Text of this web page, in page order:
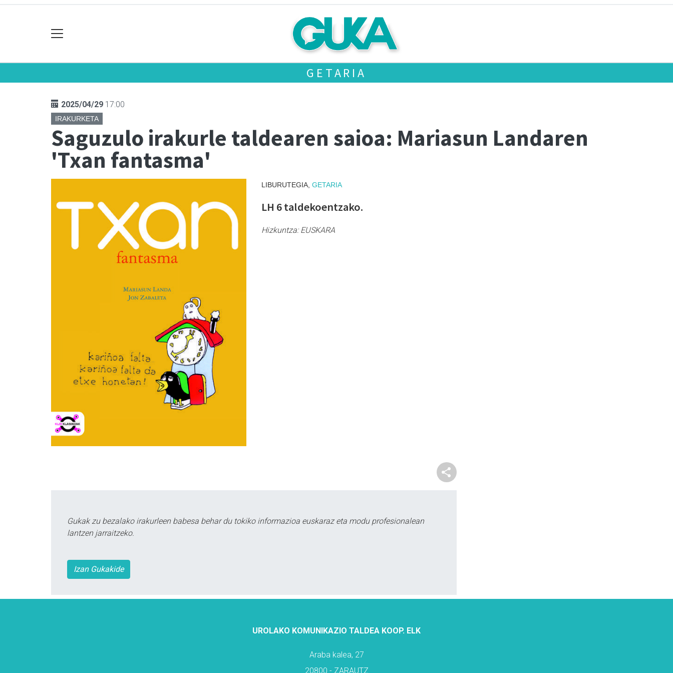
GETARIA
2025/04/29 17:00
IRAKURKETA
Saguzulo irakurle taldearen saioa: Mariasun Landaren
'Txan fantasma'
LIBURUTEGIA, GETARIA
LH 6 taldekoentzako.
Hizkuntza:EUSKARA
Gukak zu bezalako irakurleen babesa behar du tokiko informazioa euskaraz eta modu profesionalean
lantzen jarraitzeko.
Izan Gukakide
UROLAKO KOMUNIKAZIO TALDEA KOOP. ELK
Araba kalea, 27
20800 - ZARAUTZ